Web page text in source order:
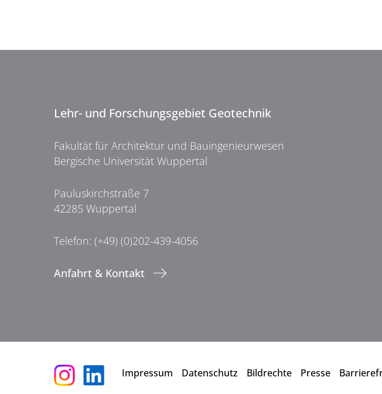
Lehr- und Forschungsgebiet Geotechnik
Fakultät für Architektur und Bauingenieurwesen
Bergische Universität Wuppertal
Pauluskirchstraße 7
42285 Wuppertal
Telefon: (+49) (0)202-439-4056
Anfahrt & Kontakt
Impressum Datenschutz Bildrechte Presse